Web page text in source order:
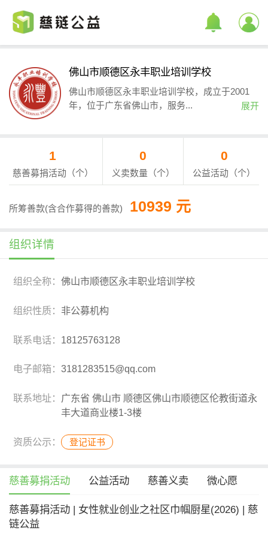
佛山市顺德区永丰职业培训学校
佛山市顺德区永丰职业培训学校，成立于2001
年，位于广东省佛山市，服务...
展开
1
慈善募捐活动（个）
0
义卖数量（个）
0
公益活动（个）
所筹善款(含合作募得的善款) 10939 元
组织详情
组织全称：佛山市顺德区永丰职业培训学校
组织性质： 非公募机构
联系电话： 18125763128
电子邮箱：3181283515@qq.com
联系地址： 广东省 佛山市 顺德区佛山市顺德区伦教街道永
丰大道商业楼1-3楼
资质公示： 登记证书
慈善募捐活动 公益活动 慈善义卖 微心愿
慈善募捐活动 | 女性就业创业之社区巾帼厨星(2026) | 慈
链公益